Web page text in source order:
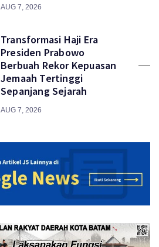
AUG 7, 2026
Transformasi Haji Era
Presiden Prabowo
Berbuah Rekor Kepuasan
Jemaah Tertinggi
Sepanjang Sejarah
AUG 7, 2026